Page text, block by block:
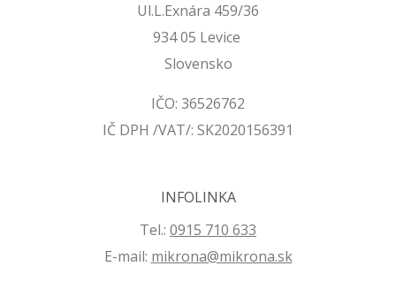
Ul.L.Exnára 459/36
934 05 Levice
Slovensko
IČO: 36526762
IČ DPH /VAT/: SK2020156391
INFOLINKA
Tel.: 0915 710 633
E-mail: mikrona@mikrona.sk